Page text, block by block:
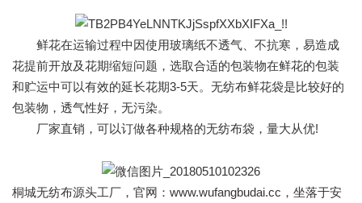
鲜花在运输过程中因使用玻璃纸不透气、不抗寒，易造成
花提前开放及花期缩短问题，选取合适的包装物在鲜花的包装
和贮运中可以有效的延长花期3-5天。无纺布鲜花袋是比较好的
包装物，透气性好，无污染。
厂家直销，可以订做各种规格的无纺布袋，量大从优!
桐城无纺布源头工厂，官网：www.wufangbudai.cc，坐落于安